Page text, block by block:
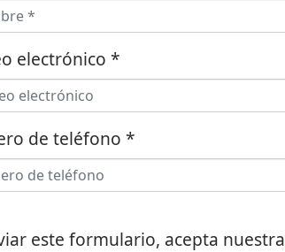
electrónico *
de teléfono *
este formulario, acepta nuestra